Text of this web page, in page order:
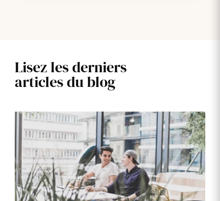
Lisez les derniers
articles du blog